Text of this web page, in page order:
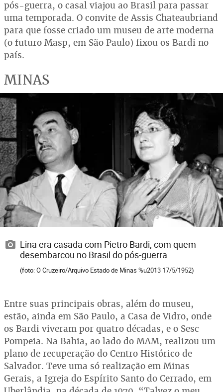
pós-guerra, o casal viajou ao Brasil para passar
uma temporada. O convite de Assis Chateaubriand
para que fosse criado um museu de arte moderna
(o futuro Masp, em São Paulo) fixou os Bardi no
país.
MINAS
Lina era casada com Pietro Bardi, com quem
desembarcou no Brasil do pós-guerra
(foto: O Cruzeiro/Arquivo Estado de Minas %u2013 17/5/1952)
Entre suas principais obras, além do museu,
estão, ainda em São Paulo, a Casa de Vidro, onde
os Bardi viveram por quatro décadas, e o Sesc
Pompeia. Na Bahia, ao lado do MAM, realizou um
plano de recuperação do Centro Histórico de
Salvador. Teve uma só realização em Minas
Gerais, a Igreja do Espírito Santo do Cerrado, em